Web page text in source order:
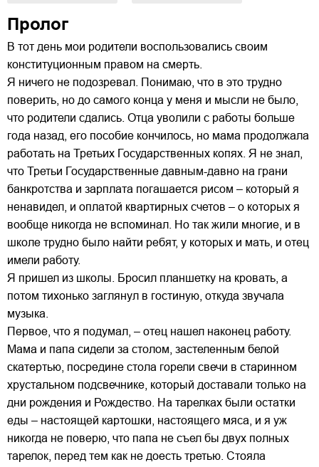
Пролог
В тот день мои родители воспользовались своим
конституционным правом на смерть.
Я ничего не подозревал. Понимаю, что в это трудно
поверить, но до самого конца у меня и мысли не было,
что родители сдались. Отца уволили с работы больше
года назад, его пособие кончилось, но мама продолжала
работать на Третьих Государственных копях. Я не знал,
что Третьи Государственные давным-давно на грани
банкротства и зарплата погашается рисом – который я
ненавидел, и оплатой квартирных счетов – о которых я
вообще никогда не вспоминал. Но так жили многие, и в
школе трудно было найти ребят, у которых и мать, и отец
имели работу.
Я пришел из школы. Бросил планшетку на кровать, а
потом тихонько заглянул в гостиную, откуда звучала
музыка.
Первое, что я подумал, – отец нашел наконец работу.
Мама и папа сидели за столом, застеленным белой
скатертью, посредине стола горели свечи в старинном
хрустальном подсвечнике, который доставали только на
дни рождения и Рождество. На тарелках были остатки
еды – настоящей картошки, настоящего мяса, и я уж
никогда не поверю, что папа не съел бы двух полных
тарелок, перед тем как не доесть третью. Стояла